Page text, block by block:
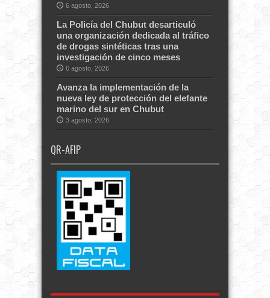
6 agosto, 2026
La Policía del Chubut desarticuló
una organización dedicada al tráfico
de drogas sintéticas tras una
investigación de cinco meses
6 agosto, 2026
Avanza la implementación de la
nueva ley de protección del elefante
marino del sur en Chubut
3 agosto, 2026
QR-AFIP